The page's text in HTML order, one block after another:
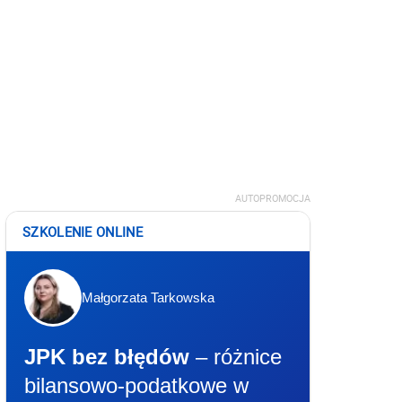
AUTOPROMOCJA
SZKOLENIE ONLINE
Małgorzata Tarkowska
JPK bez błędów – różnice
bilansowo-podatkowe w